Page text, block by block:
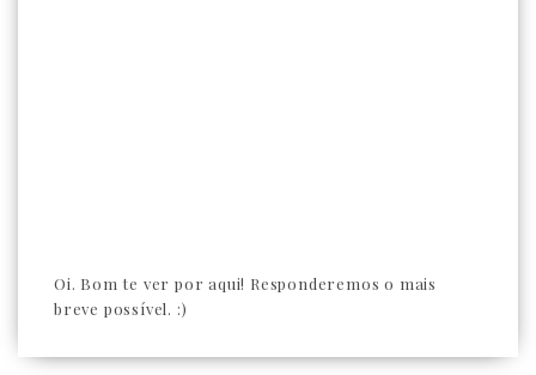
Oi. Bom te ver por aqui! Responderemos o mais
breve possível. :)